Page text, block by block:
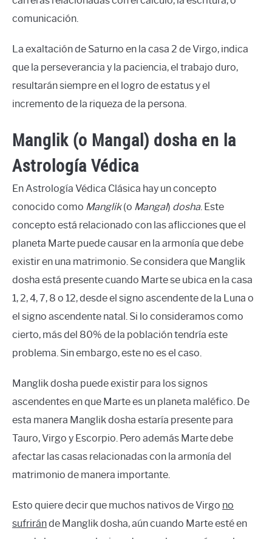
comunicación.
La exaltación de Saturno en la casa 2 de Virgo, indica
que la perseverancia y la paciencia, el trabajo duro,
resultarán siempre en el logro de estatus y el
incremento de la riqueza de la persona.
Manglik (o Mangal) dosha en la
Astrología Védica
En Astrología Védica Clásica hay un concepto
conocido como Manglik(o Mangal) dosha. Este
concepto está relacionado con las aflicciones que el
planeta Marte puede causar en la armonía que debe
existir en una matrimonio. Se considera que Manglik
dosha está presente cuando Marte se ubica en la casa
1, 2, 4, 7, 8 o 12, desde el signo ascendente de la Luna o
el signo ascendente natal. Si lo consideramos como
cierto, más del 80% de la población tendría este
problema. Sin embargo, este no es el caso.
Manglik dosha puede existir para los signos
ascendentes en que Marte es un planeta maléfico. De
esta manera Manglik dosha estaría presente para
Tauro, Virgo y Escorpio. Pero además Marte debe
afectar las casas relacionadas con la armonía del
matrimonio de manera importante.
Esto quiere decir que muchos nativos de Virgo no
sufriránde Manglik dosha, aún cuando Marte esté en